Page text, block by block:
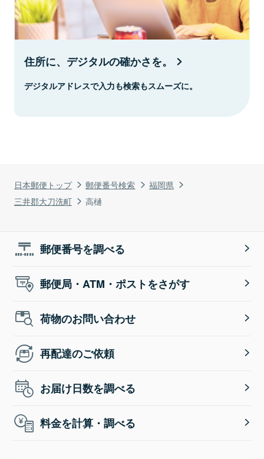
日本郵便トップ 郵便番号検索
福岡県
三井郡大刀洗町
高樋
住所に、デジタルの確かさを。
デジタルアドレスで入力も検索もスムーズに。
郵便番号を調べる
郵便局・ATM・ポストをさがす
荷物のお問い合わせ
再配達のご依頼
お届け日数を調べる
料金を計算・調べる